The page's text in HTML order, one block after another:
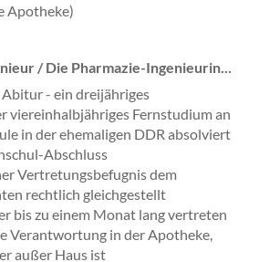
Apotheke)
/ Die Pharmazie-Ingenieurin...
- ein dreijähriges
viereinhalbjähriges Fernstudium an
in der ehemaligen DDR absolviert
Abschluss
Vertretungsbefugnis dem
rechtlich gleichgestellt
bis zu einem Monat lang vertreten
Verantwortung in der Apotheke,
außer Haus ist